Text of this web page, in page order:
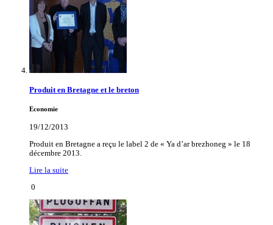
Produit en Bretagne et le breton
Economie
19/12/2013
Produit en Bretagne a reçu le label 2 de « Ya d’ar brezhoneg » le 18
décembre 2013.
Lire la suite
0